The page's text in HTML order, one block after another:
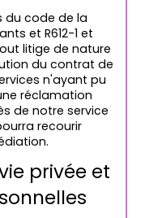
du code de la
et R612-1 et
litige de nature
du contrat de
n'ayant pu
réclamation
de notre service
recourir
privée et